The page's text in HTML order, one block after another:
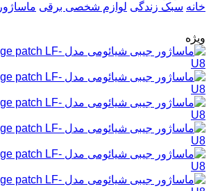
خانه سبک زندگی لوازم شخصی برقی ماساژور
ویژه